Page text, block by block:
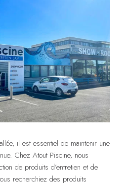
il est essentiel de maintenir une
Chez Atout Piscine, nous
de produits d’entretien et de
recherchiez des produits